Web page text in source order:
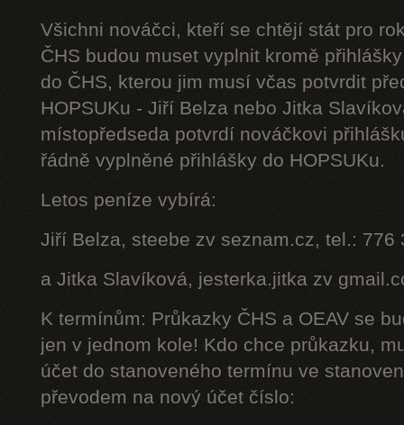
Všichni nováčci, kteří se chtějí stát pro
ČHS budou muset vyplnit kromě
do ČHS, kterou jim musí včas potvrdit
HOPSUKu - Jiří Belza nebo Jitka
místopředseda potvrdí nováčkovi
řádně vyplněné přihlášky do HOPSUKu.
Letos peníze vybírá:
Jiří Belza, steebe zv seznam.cz, tel.: 776
a Jitka Slavíková, jesterka.jitka zv
K termínům: Průkazky ČHS a OEAV se
jen v jednom kole! Kdo chce průkazku,
účet do stanoveného termínu ve
převodem na nový účet číslo: